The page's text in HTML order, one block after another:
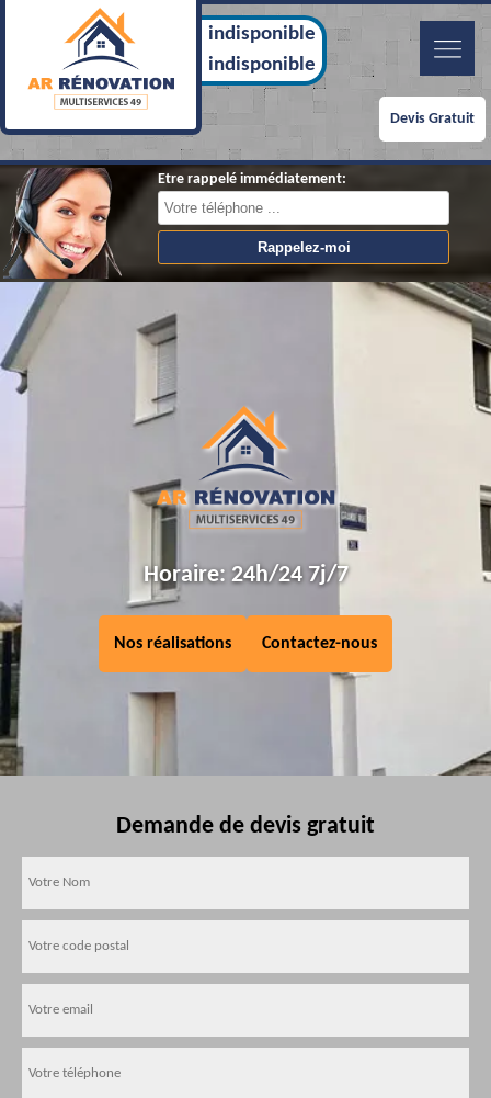
indisponible
indisponible
Devis Gratuit
Etre rappelé immédiatement:
Horaire: 24h/24 7j/7
Nos réalisations Contactez-nous
Demande de devis gratuit